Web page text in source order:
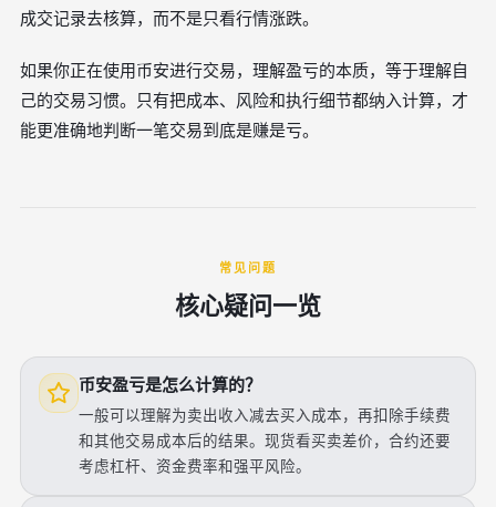
成交记录去核算，而不是只看行情涨跌。
如果你正在使用币安进行交易，理解盈亏的本质，等于理解自
己的交易习惯。只有把成本、风险和执行细节都纳入计算，才
能更准确地判断一笔交易到底是赚是亏。
常见问题
核心疑问一览
币安盈亏是怎么计算的？
一般可以理解为卖出收入减去买入成本，再扣除手续费
和其他交易成本后的结果。现货看买卖差价，合约还要
考虑杠杆、资金费率和强平风险。